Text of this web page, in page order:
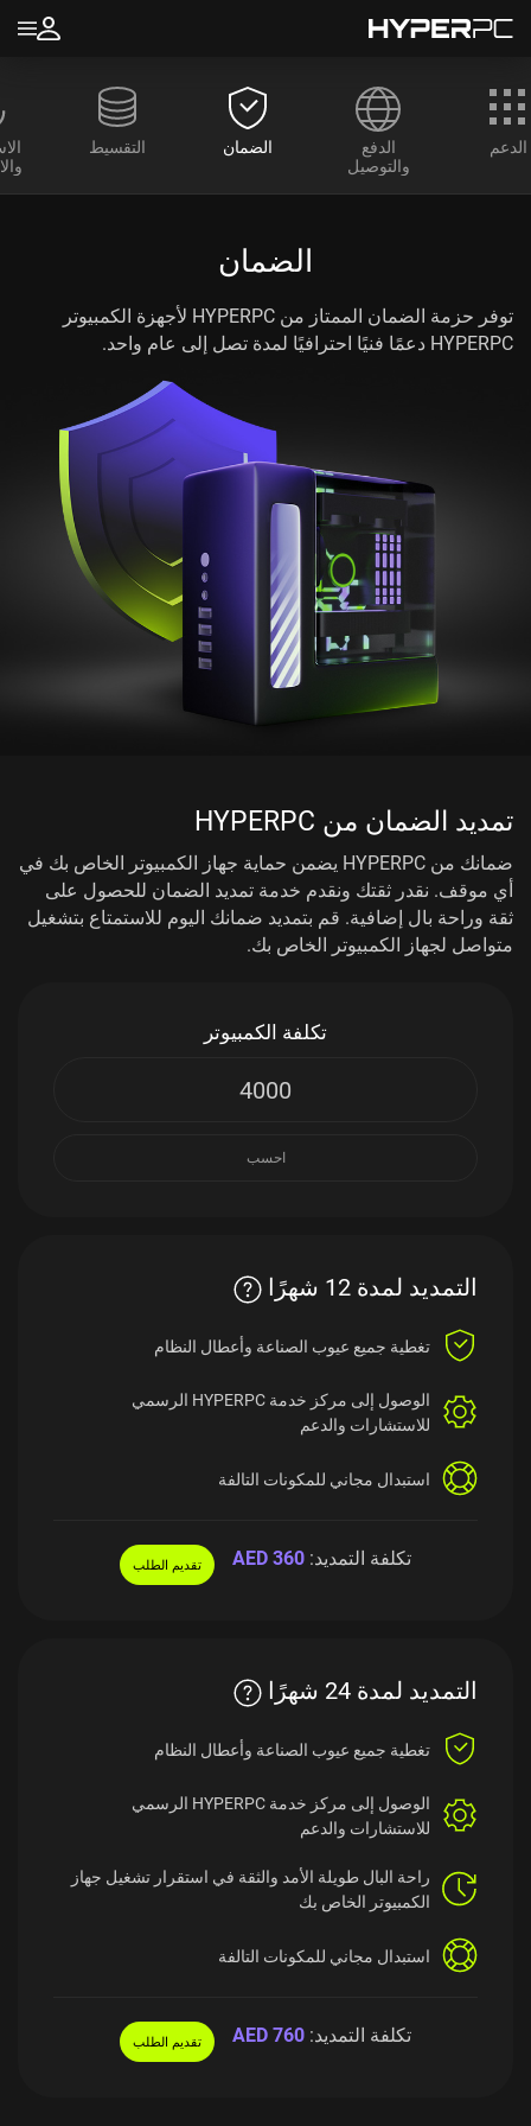
الدعم
الدفع
والتوصيل
الضمان التقسيط
الضمان
توفر حزمة الضمان الممتاز من HYPERPC لأجهزة الكمبيوتر
HYPERPC دعمًا فنيًا احترافيًا لمدة تصل إلى عام واحد.
تمديد الضمان من HYPERPC
ضمانك من HYPERPC يضمن حماية جهاز الكمبيوتر الخاص بك في
أي موقف. نقدر ثقتك ونقدم خدمة تمديد الضمان للحصول على
ثقة وراحة بال إضافية. قم بتمديد ضمانك اليوم للاستمتاع بتشغيل
متواصل لجهاز الكمبيوتر الخاص بك.
تكلفة الكمبيوتر
احسب
التمديد لمدة 12 شهرًا
تغطية جميع عيوب الصناعة وأعطال النظام
الوصول إلى مركز خدمة HYPERPC الرسمي
للاستشارات والدعم
استبدال مجاني للمكونات التالفة
تكلفة التمديد: AED 360 تقديم الطلب
التمديد لمدة 24 شهرًا
تغطية جميع عيوب الصناعة وأعطال النظام
الوصول إلى مركز خدمة HYPERPC الرسمي
للاستشارات والدعم
راحة البال طويلة الأمد والثقة في استقرار تشغيل جهاز
الكمبيوتر الخاص بك
استبدال مجاني للمكونات التالفة
تكلفة التمديد: AED 760 تقديم الطلب